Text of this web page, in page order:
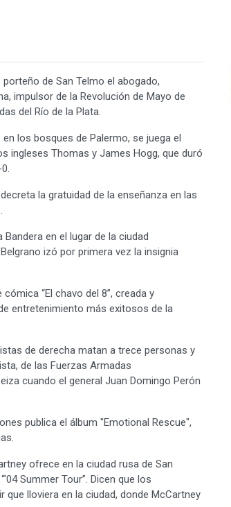
porteño de San Telmo el abogado,
impulsor de la Revolución de Mayo de
del Río de la Plata.
en los bosques de Palermo, se juega el
ingleses Thomas y James Hogg, que duró
la gratuidad de la enseñanza en las
Bandera en el lugar de la ciudad
izó por primera vez la insignia
“El chavo del 8”, creada y
entretenimiento más exitosos de la
de derecha matan a trece personas y
de las Fuerzas Armadas
cuando el general Juan Domingo Perón
publica el álbum "Emotional Rescue",
ofrece en la ciudad rusa de San
Summer Tour”. Dicen que los
lloviera en la ciudad, donde McCartney